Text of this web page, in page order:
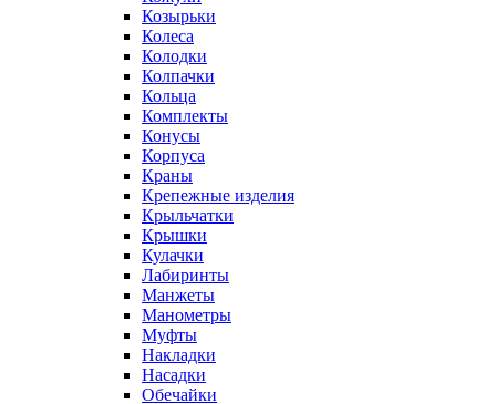
Козырьки
Колеса
Колодки
Колпачки
Кольца
Комплекты
Конусы
Корпуса
Краны
Крепежные изделия
Крыльчатки
Крышки
Кулачки
Лабиринты
Манжеты
Манометры
Муфты
Накладки
Насадки
Обечайки